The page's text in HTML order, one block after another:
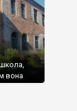
вона